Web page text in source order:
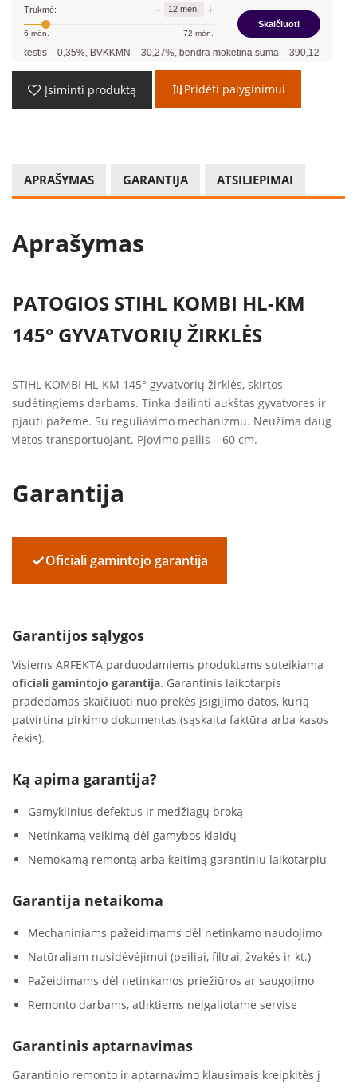
Trukmė: − 12 mėn. +
6 mėn. 72 mėn.
Skaičiuoti
0,35%, BVKKMN –30,27 %, bendra mokėtina suma –390,12€, mėnesio
Įsiminti produktą Pridėti palyginimui
APRAŠYMAS GARANTIJA ATSILIEPIMAI
Aprašymas
PATOGIOS STIHL KOMBI HL-KM
145° GYVATVORIŲ ŽIRKLĖS
STIHL KOMBI HL-KM 145° gyvatvorių žirklės, skirtos
sudėtingiems darbams. Tinka dailinti aukštas gyvatvores ir
pjauti pažeme. Su reguliavimo mechanizmu. Neužima daug
vietos transportuojant. Pjovimo peilis – 60 cm.
Garantija
✓Oficiali gamintojo garantija
Garantijos sąlygos
Visiems ARFEKTA parduodamiems produktams suteikiama
oficiali gamintojo garantija. Garantinis laikotarpis
pradedamas skaičiuoti nuo prekės įsigijimo datos, kurią
patvirtina pirkimo dokumentas (sąskaita faktūra arba kasos
čekis).
Ką apima garantija?
Gamyklinius defektus ir medžiagų broką
Netinkamą veikimą dėl gamybos klaidų
Nemokamą remontą arba keitimą garantiniu laikotarpiu
Garantija netaikoma
Mechaniniams pažeidimams dėl netinkamo naudojimo
Natūraliam nusidėvėjimui (peiliai, filtrai, žvakės ir kt.)
Pažeidimams dėl netinkamos priežiūros ar saugojimo
Remonto darbams, atliktiems neįgaliotame servise
Garantinis aptarnavimas
Garantinio remonto ir aptarnavimo klausimais kreipkitės į